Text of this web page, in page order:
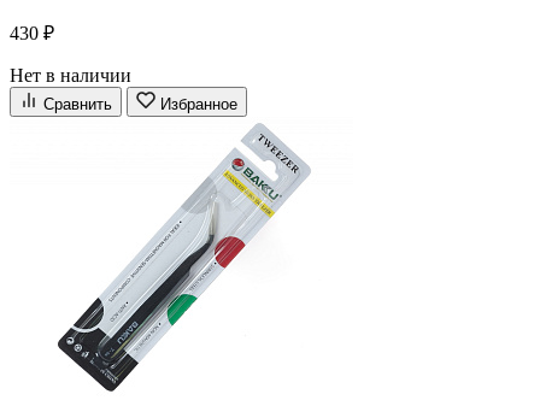
430 ₽
Нет в наличии
Сравнить Избранное